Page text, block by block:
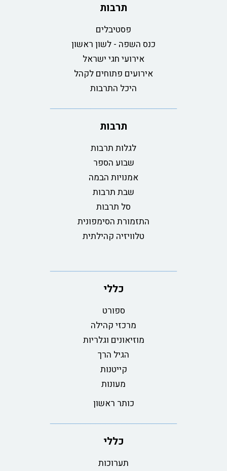
תרבות
פסטיבלים
כנס השפה - לשון ראשון
אירועי חגי ישראל
אירועים פתוחים לקהל
היכל התרבות
תרבות
לגלות תרבות
שבוע הספר
אמנויות הבמה
שבת תרבות
סל תרבות
התזמורת הסימפונית
טלוויזיה קהילתית
כללי
ספורט
מרכזי קהילה
מוזיאונים וגלריות
הגיל הרך
קייטנות
מעונות
כותר ראשון
כללי
תערוכות